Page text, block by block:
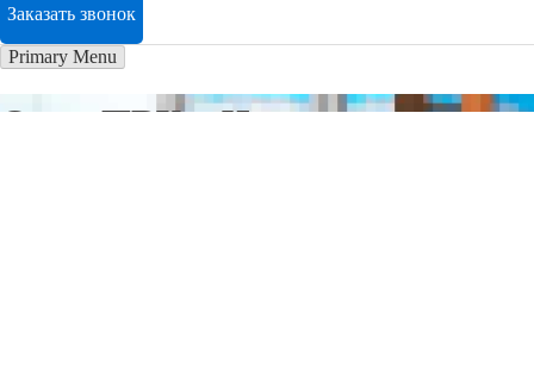
Заказать звонок
Primary Menu
Окна ПВХ в Чите